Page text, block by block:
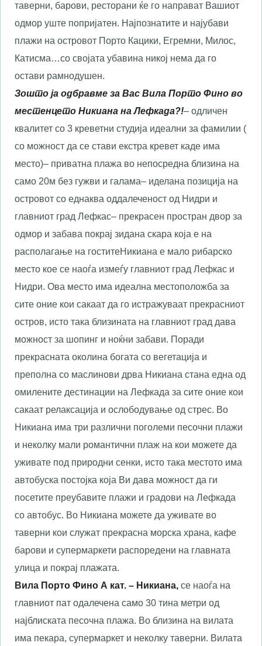
таверни, барови, ресторани ќе го направат Вашиот
одмор уште попријатен. Најпознатите и најубави
плажи на островот Порто Кацики, Егремни, Милос,
Катисма…со својата убавина никој нема да го
остави рамнодушен.
Зошто ја одбравме за Вас Вила Порто Фино во
местенцето Никиана на Лефкада?!– одличен
квалитет со 3 креветни студија идеални за фамилии (
со можност да се стави екстра кревет каде има
место)– приватна плажа во непосредна близина на
само 20м без гужви и галама– иделана позиција на
островот со еднаква оддалеченост од Нидри и
главниот град Лефкас– прекрасен простран двор за
одмор и забава покрај зидана скара која е на
располагање на гоститеНикиана е мало рибарско
место кое се наоѓа измеѓу главниот град Лефкас и
Нидри. Ова место има идеална местоположба за
сите оние кои сакаат да го истражуваат прекрасниот
остров, исто така близината на главниот град дава
можност за шопинг и ноќни забави. Поради
прекрасната околина богата со вегетација и
преполна со маслинови дрва Никиана стана една од
омилените дестинации на Лефкада за сите оние кои
сакаат релаксација и ослободување од стрес. Во
Никиана има три различни поголеми песочни плажи
и неколку мали романтични плаж на кои можете да
уживате под природни сенки, исто така местото има
автобуска постојка која Ви дава можност да ги
посетите преубавите плажи и градови на Лефкада
со автобус. Во Никиана можете да уживате во
таверни кои служат прекрасна морска храна, кафе
барови и супермаркети распоредени на главната
улица и покрај плажата.
Вила Порто Фино А кат. – Никиана, сe наоѓа на
главниот пат одалечена само 30 тина метри од
најблиската песочна плажа. Во близина на вилата
има пекара, супермаркет и неколку таверни. Вилата